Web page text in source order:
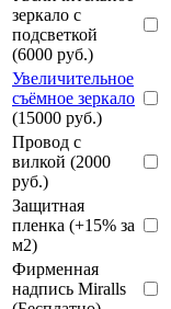
зеркало с
подсветкой
(6000 руб.)
Увеличительное
съёмное зеркало
(15000 руб.)
Провод с
вилкой (2000
руб.)
Защитная
пленка (+15% за
м2)
Фирменная
надпись Miralls